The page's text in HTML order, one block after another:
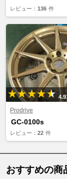
レビュー： 136 件
Prodrive
GC-0100s
レビュー： 22 件
おすすめの商